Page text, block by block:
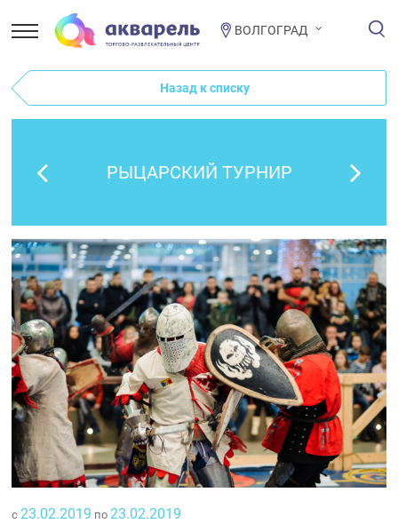
ВОЛГОГРАД
Назад к списку
РЫЦАРСКИЙ ТУРНИР
с 23.02.2019 по 23.02.2019